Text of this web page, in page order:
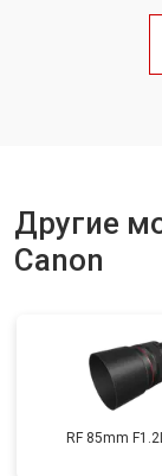
Другие
Canon
RF 85mm